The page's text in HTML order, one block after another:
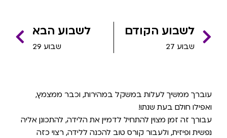
לשבוע הקודם
שבוע 27
לשבוע הבא
שבוע 29
עוברך ממשיך לעלות במשקל במהירות, וכבר ממצמץ,
ואפילו חולם בעת שנתו!
עבורך זה זמן מצוין להתחיל לדמיין את הלידה, להתכונן אליה
נפשית ופיזית, ולעבור קורס טוב להכנה ללידה, רצוי כזה